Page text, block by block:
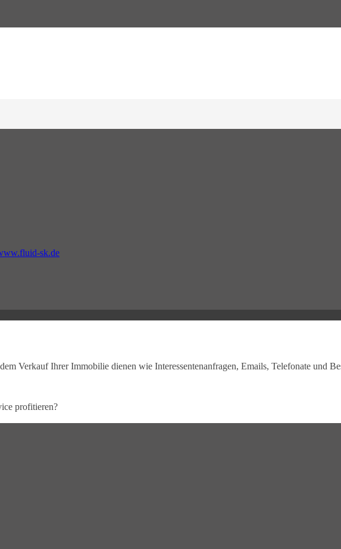
sk.de
Verkauf Ihrer Immobilie dienen wie Interessentenanfragen, Emails, Telefonate und
profitieren?